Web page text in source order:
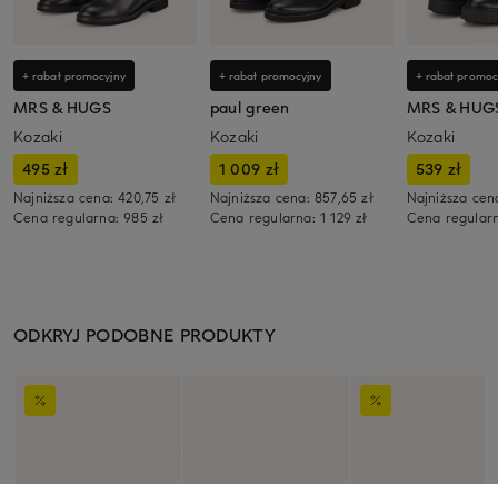
+ rabat promocyjny
MRS & HUGS
Kozaki
495 zł
Najniższa cena:420,75 zł
Cena regularna:985 zł
+ rabat promocyjny
paul green
Kozaki
1 009 zł
Najniższa cena: 857,65 zł
Cena regularna: 1 129 zł
+ rabat
MRS &
Kozaki
539 zł
Najniższa
Cena
ODKRYJ PODOBNE PRODUKTY